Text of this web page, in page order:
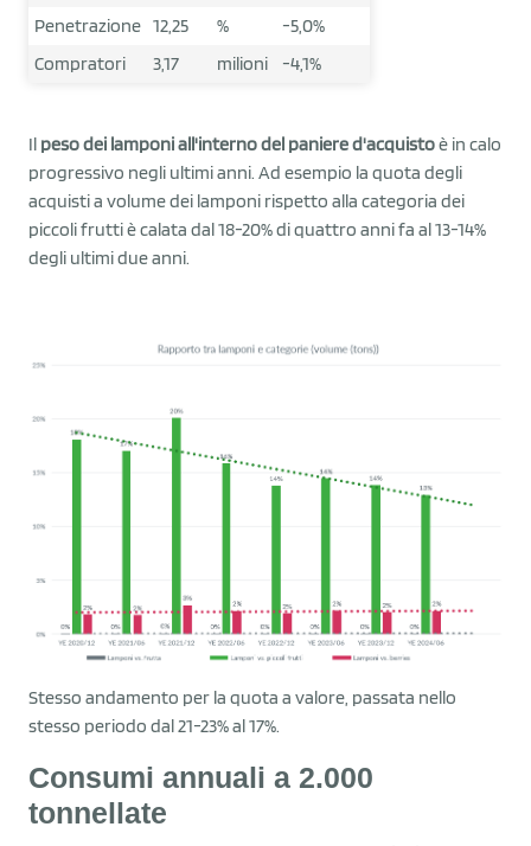
Penetrazione 12,25 %
-5,0%
Compratori
3,17 milioni -4,1%
Il peso dei lamponi all'interno del paniere d'acquistoè in calo
progressivo negli ultimi anni. Ad esempio la quota degli
acquisti a volume dei lamponi rispetto alla categoria dei
piccoli frutti è calata dal 18-20% di quattro anni fa al 13-14%
degli ultimi due anni.
Stesso andamento per la quota a valore, passata nello
stesso periodo dal 21-23% al 17%.
Consumi annuali a 2.000
tonnellate